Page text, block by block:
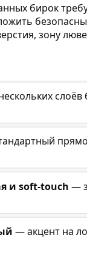
бирок
зону
и soft-touch —
— акцент на